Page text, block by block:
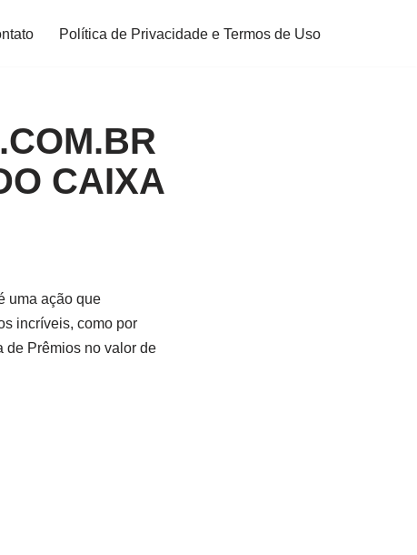
Política de Privacidade e Termos de Uso
CAIXA
uma ação que
incríveis, como por
de Prêmios no valor de